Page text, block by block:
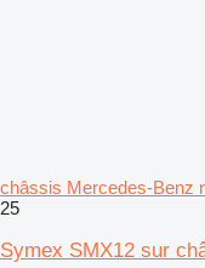
châssis Mercedes-Benz
25
Symex SMX12 sur